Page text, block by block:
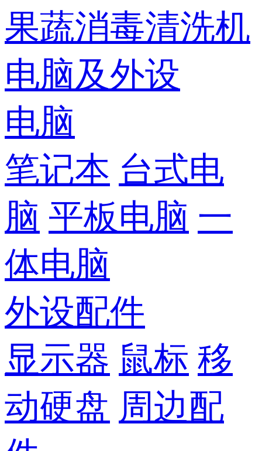
果蔬消毒清洗机
电脑及外设
电脑
笔记本 台式电
脑 平板电脑 一
体电脑
外设配件
显示器 鼠标 移
动硬盘 周边配